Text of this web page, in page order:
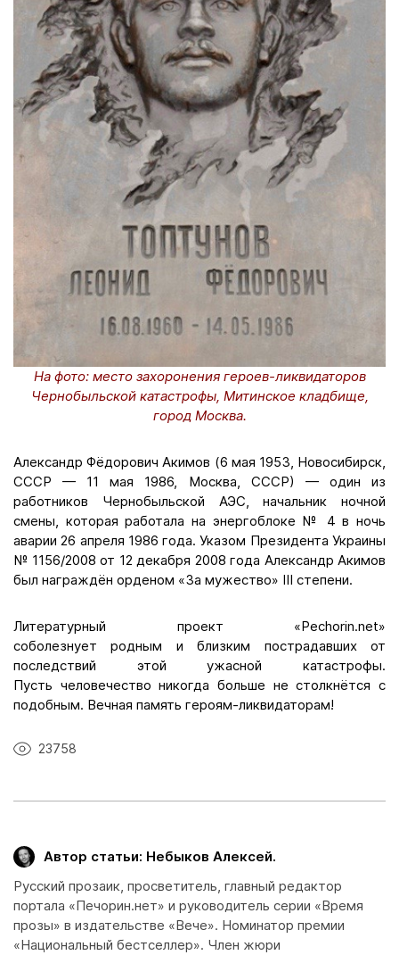
На фото: место захоронения героев-ликвидаторов
Чернобыльской катастрофы, Митинское кладбище,
город Москва.
Александр Фёдорович Акимов (6 мая 1953, Новосибирск,
СССР — 11 мая 1986, Москва, СССР) — один из
работников Чернобыльской АЭС, начальник ночной
смены, которая работала на энергоблоке № 4 в ночь
аварии 26 апреля 1986 года. Указом Президента Украины
№ 1156/2008 от 12 декабря 2008 года Александр Акимов
был награждён орденом «За мужество» ІІІ степени.
Литературный проект «Pechorin.net»
соболезнует родным и близким пострадавших от
последствий этой ужасной катастрофы.
Пусть человечество никогда больше не столкнётся с
подобным. Вечная память героям-ликвидаторам!
23758
Автор статьи: Небыков Алексей.
Русский прозаик, просветитель, главный редактор
портала «Печорин.нет» и руководитель серии «Время
прозы» в издательстве «Вече». Номинатор премии
«Национальный бестселлер». Член жюри